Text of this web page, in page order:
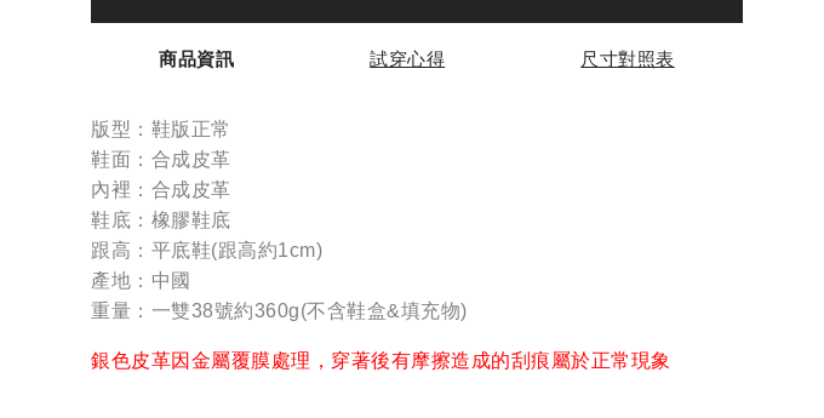
商品資訊 試穿心得 尺寸對照表
版型：鞋版正常
鞋面：合成皮革
內裡：合成皮革
鞋底：橡膠鞋底
跟高：平底鞋(跟高約1cm)
產地：中國
重量：一雙38號約360g(不含鞋盒&填充物)
銀色皮革因金屬覆膜處理，穿著後有摩擦造成的刮痕屬於正常現象